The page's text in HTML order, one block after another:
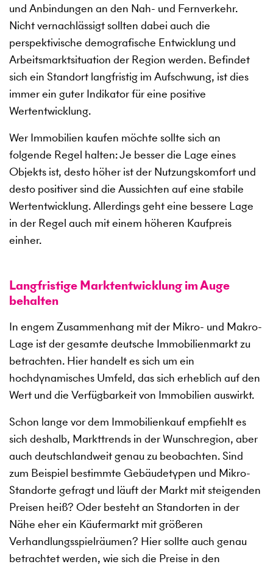
und Anbindungen an den Nah- und Fernverkehr.
Nicht vernachlässigt sollten dabei auch die
perspektivische demografische Entwicklung und
Arbeitsmarktsituation der Region werden. Befindet
sich ein Standort langfristig im Aufschwung, ist dies
immer ein guter Indikator für eine positive
Wertentwicklung.
Wer Immobilien kaufen möchte sollte sich an
folgende Regel halten: Je besser die Lage eines
Objekts ist, desto höher ist der Nutzungskomfort und
desto positiver sind die Aussichten auf eine stabile
Wertentwicklung. Allerdings geht eine bessere Lage
in der Regel auch mit einem höheren Kaufpreis
einher.
Langfristige Marktentwicklung im Auge
behalten
In engem Zusammenhang mit der Mikro- und Makro-
Lage ist der gesamte deutsche Immobilienmarkt zu
betrachten. Hier handelt es sich um ein
hochdynamisches Umfeld, das sich erheblich auf den
Wert und die Verfügbarkeit von Immobilien auswirkt.
Schon lange vor dem Immobilienkauf empfiehlt es
sich deshalb, Markttrends in der Wunschregion, aber
auch deutschlandweit genau zu beobachten. Sind
zum Beispiel bestimmte Gebäudetypen und Mikro-
Standorte gefragt und läuft der Markt mit steigenden
Preisen heiß? Oder besteht an Standorten in der
Nähe eher ein Käufermarkt mit größeren
Verhandlungsspielräumen? Hier sollte auch genau
betrachtet werden, wie sich die Preise in den